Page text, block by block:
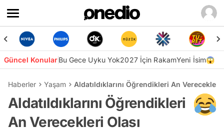
Güncel KonularBu Gece Uyku Yok2027 İçin RakamYeni İsim😱
Haberler Yaşam Aldatıldıklarını Öğrendikleri An Verecekleri
Aldatıldıklarını Öğrendikleri
An Verecekleri Olası